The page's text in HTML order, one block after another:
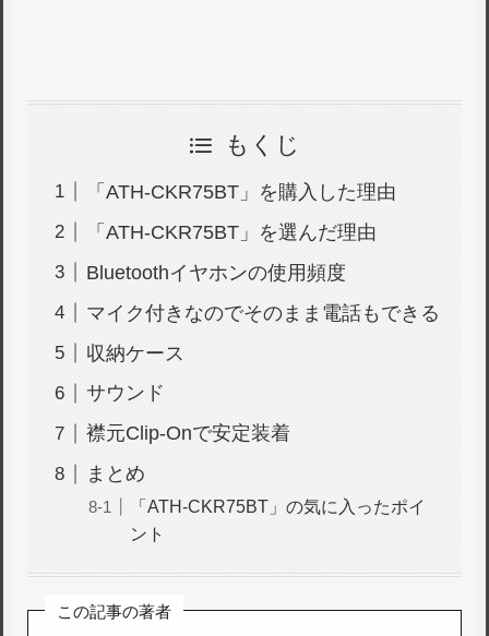
もくじ
「ATH-CKR75BT」を購入した理由
「ATH-CKR75BT」を選んだ理由
Bluetoothイヤホンの使用頻度
マイク付きなのでそのまま電話もできる
収納ケース
サウンド
襟元Clip-Onで安定装着
まとめ
「ATH-CKR75BT」の気に入ったポイ
ント
この記事の著者